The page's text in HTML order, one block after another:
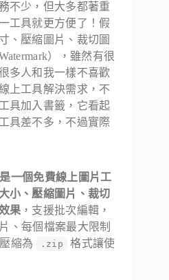
不少，但大多都著重
工具就更方便了！假
、壓縮圖片、裁切圖
Watermark），雖然有很
多人和我一樣不喜歡
上工具解決需求，不
具加入書籤，它看起
具差不多，不過實際
是一個免費線上圖片工
小、壓縮圖片、裁切
果 ，支援批次編輯，
、每個檔案最大限制
縮為
.zip
格式讓使